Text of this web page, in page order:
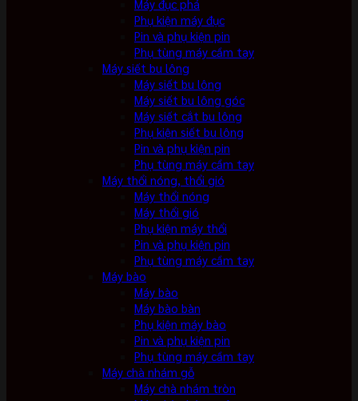
Máy đục phá
Phụ kiện máy đục
Pin và phụ kiện pin
Phụ tùng máy cầm tay
Máy siết bu lông
Máy siết bu lông
Máy siết bu lông góc
Máy siết cắt bu lông
Phụ kiện siết bu lông
Pin và phụ kiện pin
Phụ tùng máy cầm tay
Máy thổi nóng, thổi gió
Máy thổi nóng
Máy thổi gió
Phụ kiện máy thổi
Pin và phụ kiện pin
Phụ tùng máy cầm tay
Máy bào
Máy bào
Máy bào bàn
Phụ kiện máy bào
Pin và phụ kiện pin
Phụ tùng máy cầm tay
Máy chà nhám gỗ
Máy chà nhám tròn